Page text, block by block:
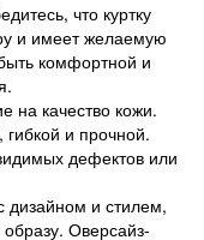
что куртку
и имеет желаемую
комфортной и
на качество кожи.
и прочной.
дефектов или
дизайном и стилем,
Оверсайз-